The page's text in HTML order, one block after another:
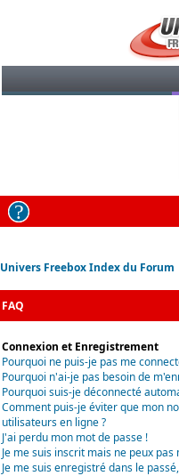
Univers Freebox Index du Forum
FAQ
Connexion et Enregistrement
Pourquoi ne puis-je pas me
Pourquoi n'ai-je pas besoin de
Pourquoi suis-je déconnecté
Comment puis-je éviter que mon
utilisateurs en ligne ?
J'ai perdu mon mot de passe !
Je me suis inscrit mais ne peux
Je me suis enregistré dans le